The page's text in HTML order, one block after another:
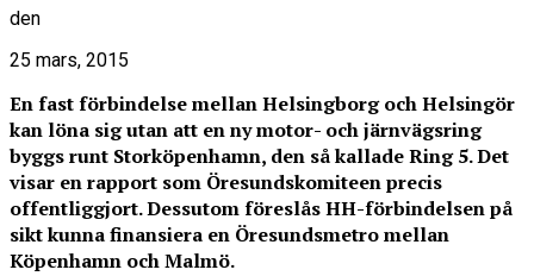
den
25 mars, 2015
En fast förbindelse mellan Helsingborg och Helsingör
kan löna sig utan att en ny motor- och järnvägsring
byggs runt Storköpenhamn, den så kallade Ring 5. Det
visar en rapport som Öresundskomiteen precis
offentliggjort. Dessutom föreslås HH-förbindelsen på
sikt kunna finansiera en Öresundsmetro mellan
Köpenhamn och Malmö.